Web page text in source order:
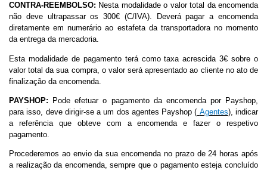
CONTRA-REEMBOLSO: Nesta modalidade o valor total da encomenda
não deve ultrapassar os 300€ (C/IVA). Deverá pagar a encomenda
diretamente em numerário ao estafeta da transportadora no momento
da entrega da mercadoria.
Esta modalidade de pagamento terá como taxa acrescida 3€ sobre o
valor total da sua compra, o valor será apresentado ao cliente no ato de
finalização da encomenda.
PAYSHOP: Pode efetuar o pagamento da encomenda por Payshop,
para isso, deve dirigir-se a um dos agentes Payshop ( Agentes), indicar
a referência que obteve com a encomenda e fazer o respetivo
pagamento.
Procederemos ao envio da sua encomenda no prazo de 24 horas após
a realização da encomenda, sempre que o pagamento esteja concluído